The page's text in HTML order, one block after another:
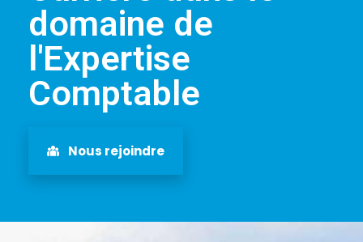
domaine de
l'Expertise
Comptable
Nous rejoindre